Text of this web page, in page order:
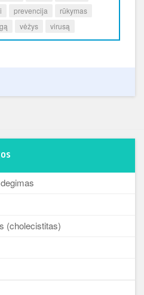
prevencija
rūkymas
vėžys virusą
(cholecistitas)